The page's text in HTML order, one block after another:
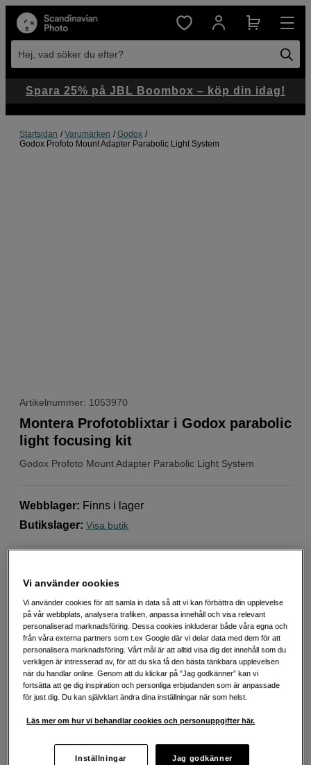
Hej, vad söker du efter?
Startsidan Varumärken
Godox
Godox Profoto Mount Adapter Parabolic Light System
Artikelnummer: 1053970
Godox Profoto Mount Adapter Parabolic Light System
Montera Profotoblixtar i Godox parabolic
light focusing kit
Webblager: Finns i lager
Butikslager: Visa butik
Lätt att montera
Mer information
1 590 SEK
Antal
Lägg i kundvagn
Delbetala från 85 SEK/mån via
Spara 25% på JBL Boombox – köp din idag!
Vi använder cookies
Vi använder cookies för att samla in data så att vi kan förbättra din upplevelse
på vår webbplats, analysera trafiken, anpassa innehåll och visa relevant
personaliserad marknadsföring. Dessa cookies inkluderar både våra egna och
från våra externa partners som t.ex Google där vi delar data med dem för att
personalisera marknadsföring. Vårt mål är att alltid visa dig det innehåll som du
verkligen är intresserad av, för att du ska få den bästa tänkbara upplevelsen
när du handlar online. Genom att du klickar på ”Jag godkänner” kan vi
fortsätta att ge dig inspiration och personliga erbjudanden som är anpassade
för just dig. Du kan självklart ändra dina inställningar när som helst.
Läs mer om hur vi behandlar cookies och personuppgifter här.
Inställningar Jag godkänner